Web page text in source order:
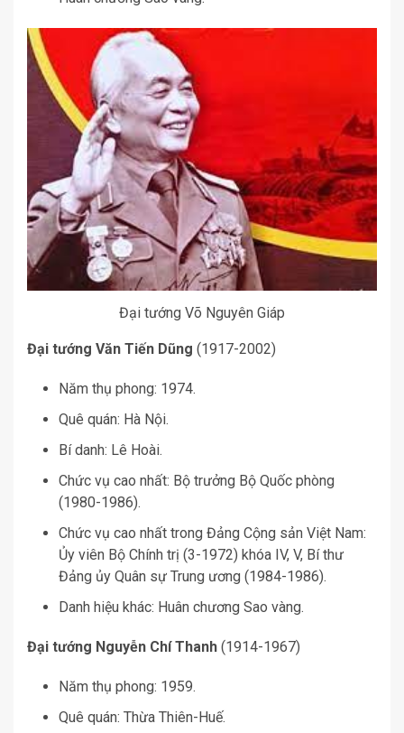
Đại tướng Võ Nguyên Giáp
Đại tướng Văn Tiến Dũng (1917-2002)
Năm thụ phong: 1974.
Quê quán: Hà Nội.
Bí danh: Lê Hoài.
Chức vụ cao nhất: Bộ trưởng Bộ Quốc phòng
(1980-1986).
Chức vụ cao nhất trong Đảng Cộng sản Việt Nam:
Ủy viên Bộ Chính trị (3-1972) khóa IV, V, Bí thư
Đảng ủy Quân sự Trung ương (1984-1986).
Danh hiệu khác: Huân chương Sao vàng.
Đại tướng Nguyễn Chí Thanh (1914-1967)
Năm thụ phong: 1959.
Quê quán: Thừa Thiên-Huế.